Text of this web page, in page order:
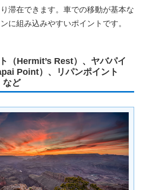
滞在できます。車での移動が基本な
に組み込みやすいポイントです。
（Hermit’s Rest）、ヤバパイ
Point）、リパンポイント
など